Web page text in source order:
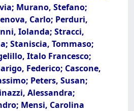
Murano, Stefano;
Carlo; Perduri,
Iolanda; Stracci,
Staniscia, Tommaso;
Italo Francesco;
Federico; Cascone,
Peters, Susan;
Alessandra;
Mensi, Carolina